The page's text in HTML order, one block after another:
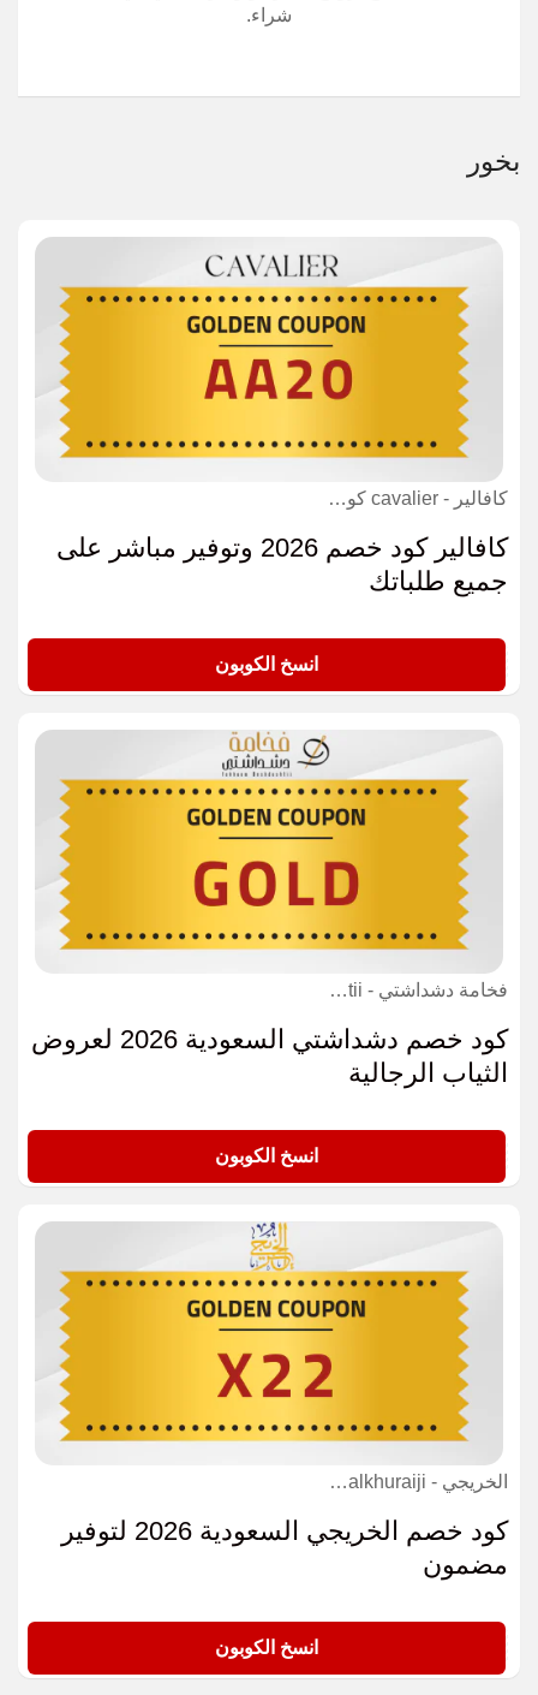
شراء.
بخور
كافالير - cavalier كوبون
كافالير كود خصم 2026 وتوفير مباشر على
جميع طلباتك
انسخ الكوبون
فخامة دشداشتي - fakhaam deshdashtii كوبون
كود خصم دشداشتي السعودية 2026 لعروض
الثياب الرجالية
انسخ الكوبون
الخريجي - alkhuraiji كوبون
كود خصم الخريجي السعودية 2026 لتوفير
مضمون
انسخ الكوبون